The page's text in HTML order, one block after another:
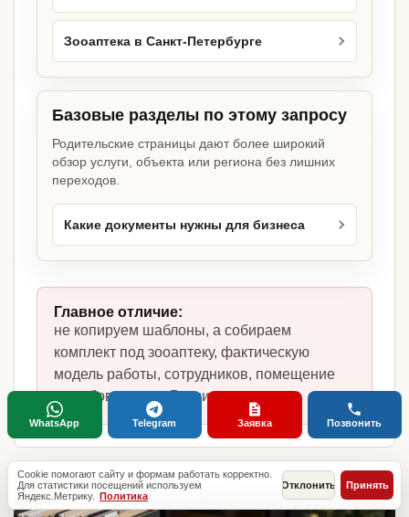
Зооаптека в Санкт-Петербурге
Базовые разделы по этому запросу
Родительские страницы дают более широкий
обзор услуги, объекта или региона без лишних
переходов.
Какие документы нужны для бизнеса
Главное отличие:
не копируем шаблоны, а собираем
комплект под зооаптеку, фактическую
модель работы, сотрудников, помещение
и требования по России.
Cookie помогают сайту и формам работать корректно.
Для статистики посещений используем
Яндекс.Метрику. Политика
Отклонить Принять
WhatsApp Telegram Заявка Позвонить